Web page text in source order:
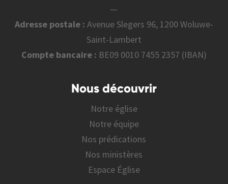
—
Adresse postale : Avenue Slegers 96, 1200 Woluwe-
Saint-Lambert
Compte bancaire : BE09 0010 7455 2357 (IBAN)
Nous découvrir
Notre église
Notre équipe
Nos prédications
Nos ministères
Espace Église